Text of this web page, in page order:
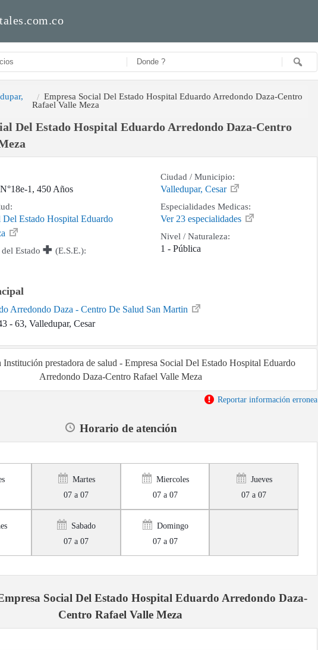
Empresa Social Del Estado Hospital Eduardo Arredondo Daza-Centro
Rafael Valle Meza
Del Estado Hospital Eduardo Arredondo Daza-Centro
1, 450 Años
Del Estado Hospital Eduardo
Estado
(E.S.E.):
Ciudad / Municipio:
Valledupar, Cesar
Especialidades Medicas:
Ver 23 especialidades
Nivel / Naturaleza:
1 - Pública
Arredondo Daza - Centro De Salud San Martin
- 63, Valledupar, Cesar
prestadora de salud - Empresa Social Del Estado Hospital Eduardo
Arredondo Daza-Centro Rafael Valle Meza
Reportar información erronea
Horario de atención
Martes
07 a 07
Miercoles
07 a 07
Jueves
07 a 07
Sabado
07 a 07
Domingo
07 a 07
Social Del Estado Hospital Eduardo Arredondo Daza-
Centro Rafael Valle Meza